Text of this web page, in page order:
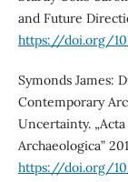
and Future
https://doi.org/
Symonds James:
Contemporary
Uncertainty.
Archaeologica”
https://doi.org/